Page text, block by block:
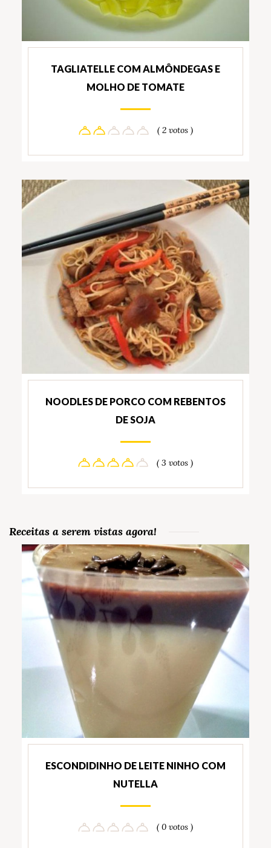
TAGLIATELLE COM ALMÔNDEGAS E
MOLHO DE TOMATE
( 2 votos )
NOODLES DE PORCO COM REBENTOS
DE SOJA
( 3 votos )
Receitas a serem vistas agora!
ESCONDIDINHO DE LEITE NINHO COM
NUTELLA
( 0 votos )